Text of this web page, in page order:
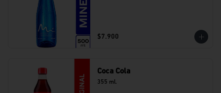
$7.900
Coca Cola
355 ml.